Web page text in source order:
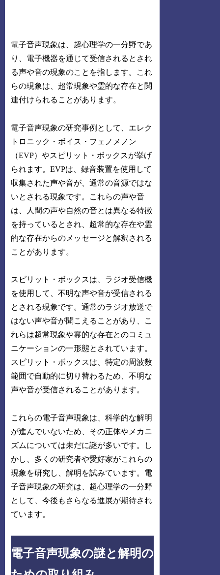
電子音声現象は、超心理学の一分野であ
り、電子機器を通じて受信されるとされ
る声や音の現象のことを指します。これ
らの現象は、超常現象や霊的な存在と関
連付けられることがあります。
電子音声現象の研究事例として、エレク
トロニック・ボイス・フェノメノン
（EVP）やスピリット・ボックスが挙げ
られます。EVPは、録音装置を使用して
収集された声や音が、通常の音源ではな
いとされる現象です。これらの声や音
は、人間の声や自然の音とは異なる特徴
を持っているとされ、超常的な存在や霊
的な存在からのメッセージと解釈される
ことがあります。
スピリット・ボックスは、ラジオ受信機
を使用して、不明な声や音が受信される
とされる現象です。通常のラジオ放送で
はない声や音が聞こえることがあり、こ
れらは超常現象や霊的な存在とのコミュ
ニケーションの一形態とされています。
スピリット・ボックスは、特定の周波数
範囲で自動的に切り替わるため、不明な
声や音が受信されることがあります。
これらの電子音声現象は、科学的な解明
が進んでいないため、その正体やメカニ
ズムについては未だに謎が多いです。し
かし、多くの研究者や愛好家がこれらの
現象を研究し、解明を試みています。電
子音声現象の研究は、超心理学の一分野
として、今後もさらなる進展が期待され
ています。
電子音声現象の謎と解明の